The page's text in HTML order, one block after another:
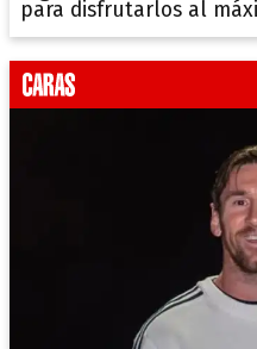
para disfrutarlos al